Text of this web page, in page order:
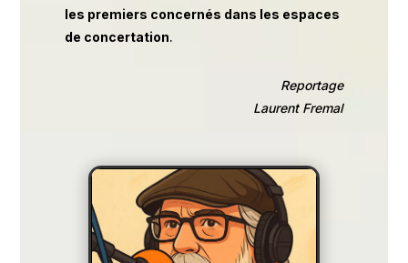
les premiers concernés dans les espaces
de concertation.
Reportage
Laurent Fremal